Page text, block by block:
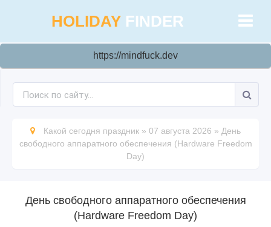
HOLIDAY FINDER
https://mindfuck.dev
Какой сегодня праздник » 07 августа 2026 » День
свободного аппаратного обеспечения (Hardware Freedom
Day)
День свободного аппаратного обеспечения
(Hardware Freedom Day)